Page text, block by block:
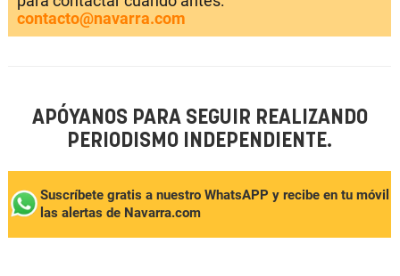
contacto@navarra.com
APÓYANOS PARA SEGUIR REALIZANDO
PERIODISMO INDEPENDIENTE.
Suscríbete gratis a nuestro WhatsAPP y recibe en tu móvil
las alertas de Navarra.com